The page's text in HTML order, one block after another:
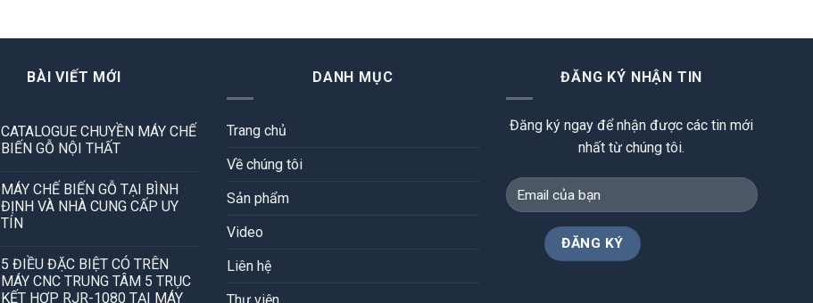
BÀI VIẾT MỚI
CATALOGUE CHUYỀN MÁY CHẾ
BIẾN GỖ NỘI THẤT
MÁY CHẾ BIẾN GỖ TẠI BÌNH
ĐỊNH VÀ NHÀ CUNG CẤP UY
TÍN
5 ĐIỀU ĐẶC BIỆT CÓ TRÊN
MÁY CNC TRUNG TÂM 5 TRỤC
KẾT HỢP RJR-1080 TẠI MÁY
DANH MỤC
Trang chủ
Về chúng tôi
Sản phẩm
Video
Liên hệ
ĐĂNG KÝ NHẬN TIN
Đăng ký ngay để nhận được các tin mới
nhất từ chúng tôi.